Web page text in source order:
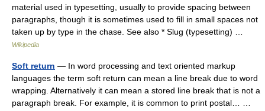
material used in typesetting, usually to provide spacing between
paragraphs, though it is sometimes used to fill in small spaces not
taken up by type in the chase. See also * Slug (typesetting) …
Wikipedia
Soft return — In word processing and text oriented markup
languages the term soft return can mean a line break due to word
wrapping. Alternatively it can mean a stored line break that is not a
paragraph break. For example, it is common to print postal… …